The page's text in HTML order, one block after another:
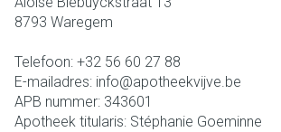
8793 Waregem
Telefoon: +32 56 60 27 88
E-mailadres: info@apotheekvijve.be
APB nummer: 343601
Apotheek titularis: Stéphanie Goeminne